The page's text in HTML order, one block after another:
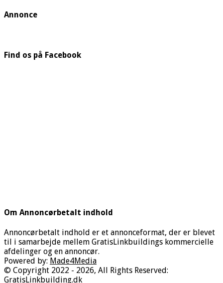
Annonce
Find os på Facebook
Om Annoncørbetalt indhold
Annoncørbetalt indhold er et annonceformat, der er blevet
til i samarbejde mellem GratisLinkbuildings kommercielle
afdelinger og en annoncør.
Powered by: Made4Media
© Copyright 2022 - 2026, All Rights Reserved:
GratisLinkbuilding.dk